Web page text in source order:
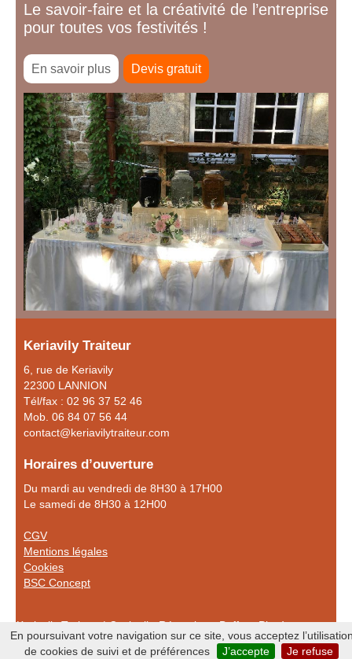
En poursuivant votre navigation sur ce site, vous acceptez
de cookies de suivi et de préférences
J’accepte Je refuse
Le savoir-faire et la créativité de l’entreprise
pour toutes vos festivités !
En savoir plus Devis gratuit
Keriavily Traiteur
6, rue de Keriavily
22300 LANNION
Tél/fax : 02 96 37 52 46
Mob. 06 84 07 56 44
contact@keriavilytraiteur.com
Horaires d’ouverture
Du mardi au vendredi de 8H30 à 17H00
Le samedi de 8H30 à 12H00
CGV
Mentions légales
Cookies
BSC Concept
Keriavily Traiteur | Cocktail - Réception - Buffet - Plat à emporter
- Location de vaisselle à Lannion